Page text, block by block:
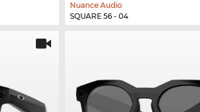
Nuance Audio
SQUARE 56 - 04